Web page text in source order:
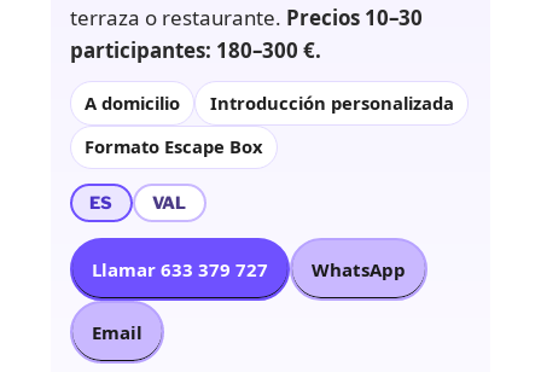
terraza o restaurante. Precios 10–30
participantes: 180–300 €.
A domicilio
Introducción personalizada
Formato Escape Box
ES VAL
Llamar 633 379 727 WhatsApp
Email